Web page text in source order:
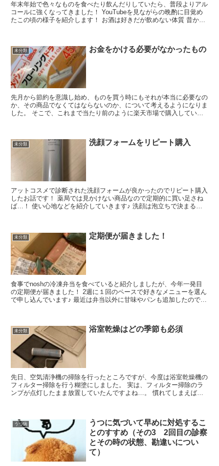
年末年始で色々なものを食べたり飲んだりしていたら、普段よりアル
コールに強くなってきました！ YouTubeを見ながらの晩酌に目覚め
たこの頃の様子を紹介します！ お酒は好きだが飲めない体質 昔から
未分類 お金をかける必要がなかったもの
先月から節約を意識し始め、ものを買う時にもそれが本当に必要なの
か、その商品でなくてはならないのか、について考えるようになりま
した。 そこで、これまで当たり前のように楽天市場で購入していた
未分類 洗顔フォームをリピート購入
アットコスメで診断された洗顔フォームが良かったのでリピート購入
したお話です！ 薬局では見かけない商品なので定期的に買い足さね
ば…！ 使い心地などを紹介していきます♪ 洗顔は泡立ちで決まるの
未分類 定期便が届きました！
食事でnoshの冷凍弁当を食べていると紹介しましたが、今年一発目
の定期便が届きました！ 2週に１回のペースで好きなメニューを選ん
で申し込んでいます♪ 最近は弁当以外に甘味やパンも追加したので簡
未分類 浴室乾燥はどの季節も必須
先日、空気清浄機の掃除を行ったところですが、今度は浴室乾燥機の
フィルター掃除を行う糊塗にしました。 実は、フィルター掃除のラ
ンプが点灯したまま放置していたんですよね…。 慣れてしまえばあ
うつ病
うつに気づいて早めに対処するこ
とのすすめ（その3 2回目の診察
とその時の状態、勘違いについ
て）